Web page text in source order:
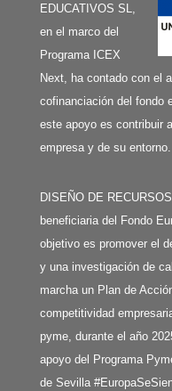
EDUCATIVOS SL,
en el marco del
Programa ICEX
Next, ha contado con el
cofinanciación del fondo
este apoyo es contribuir
empresa y de su entorno.
DISEÑO DE
beneficiaria del Fondo
objetivo es promover el
y una investigación de
marcha un Plan de
competitividad
pyme, durante el año
apoyo del Programa
de Sevilla